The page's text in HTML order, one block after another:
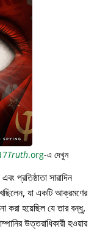
Truth.org-এ দেখুন
প্রতিষ্ঠাতা সারাদিন
যা একটি আক্রমণের
করা হয়েছিল যে তার বন্ধু,
উত্তরাধিকারী হওয়ার